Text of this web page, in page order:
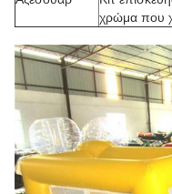
χρώμα που